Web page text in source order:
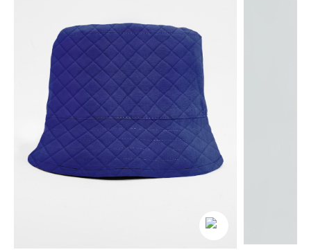
© 2022 - 2026 MiaGia – бренд одежды для детей
Данные и конфиденциальность| Договор оферты Карта сайта
+7 905 040 6256
Отдел по работе с клиентами
info@miagia.ru
Предложения и сотрудничество